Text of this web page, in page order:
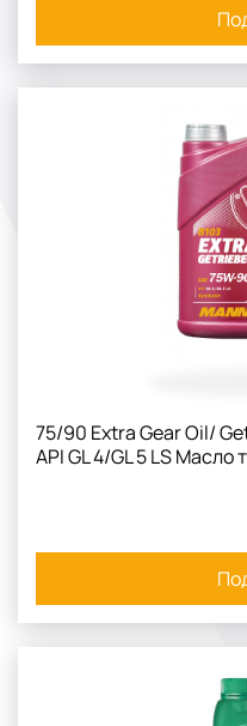
75/90 Extra Gear Oil/
API GL 4/GL 5 LS